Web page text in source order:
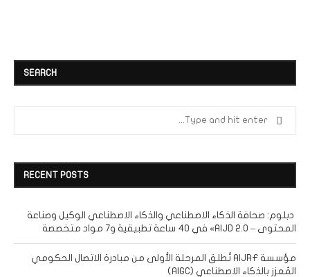
SEARCH
RECENT POSTS
دبلوم: صحافة الذكاء الاصطناعي والذكاء الاصطناعي الوكيل وصناعة
المحتوى – AIJD 2.0» في 40 ساعة تطبيقية و7 مواد متخصصة
مؤسسة AIJRF تُطلق المرحلة الأولى من مبادرة الاتصال الحكومي
المُعزز بالذكاء الاصطناعي (AIGC)